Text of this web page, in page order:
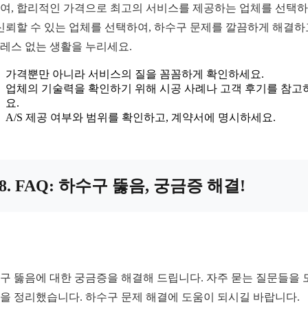
, 합리적인 가격으로 최고의 서비스를 제공하는 업체를 선택
뢰할 수 있는 업체를 선택하여, 하수구 문제를 깔끔하게 해결하
스 없는 생활을 누리세요.
가격뿐만 아니라 서비스의 질을 꼼꼼하게 확인하세요.
업체의 기술력을 확인하기 위해 시공 사례나 고객 후기를 참고
요.
A/S 제공 여부와 범위를 확인하고, 계약서에 명시하세요.
FAQ: 하수구 뚫음, 궁금증 해결!
뚫음에 대한 궁금증을 해결해 드립니다. 자주 묻는 질문들을
정리했습니다. 하수구 문제 해결에 도움이 되시길 바랍니다.